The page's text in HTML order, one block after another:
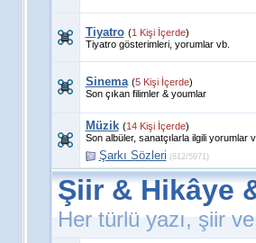
Tiyatro (1 Kişi İçerde)
Tiyatro gösterimleri, yorumlar vb.
Sinema (5 Kişi İçerde)
Son çıkan filimler & youmlar
Müzik (14 Kişi İçerde)
Son albüler, sanatçılarla ilgili yorumlar
Şarkı Sözleri (812/5971)
Şiir & Hikâye
Her türlü yazı, şiir